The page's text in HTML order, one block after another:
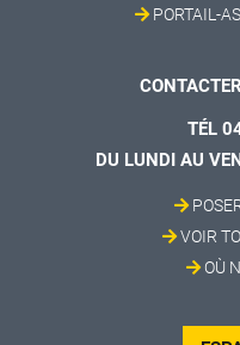
PORTAIL-
TÉL
DU LUNDI AU
VOIR
OÙ